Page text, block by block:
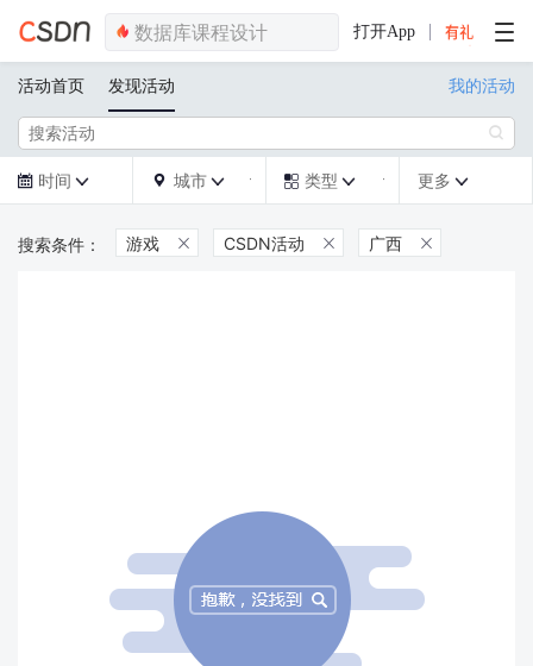
打开App
活动首页 发现活动 我的活动

 时间   城市   类型  更多 
游戏  CSDN活动  广西 